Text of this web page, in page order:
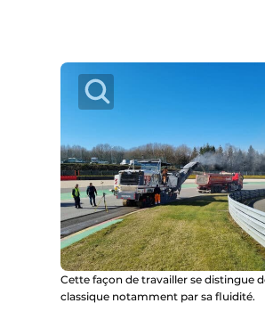
Cette façon de travailler se distingue
classique notamment par sa fluidité.